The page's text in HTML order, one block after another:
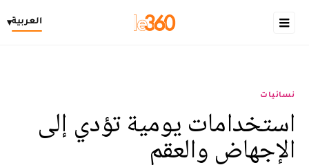
العربية▾
نسائيات
استخدامات يومية تؤدي إلى
الإجهاض والعقم